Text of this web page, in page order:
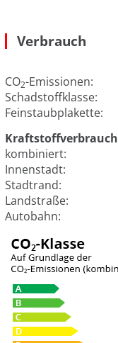
Verbrauch
CO2-Emissionen:
Schadstoffklasse:
Feinstaubplakette:
Kraftstoffverbrauch
kombiniert:
Innenstadt:
Stadtrand:
Landstraße:
Autobahn: